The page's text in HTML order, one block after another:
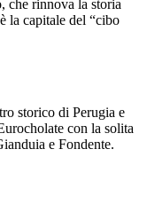
che rinnova la storia
la capitale del “cibo
storico di Perugia e
con la solita
e Fondente.